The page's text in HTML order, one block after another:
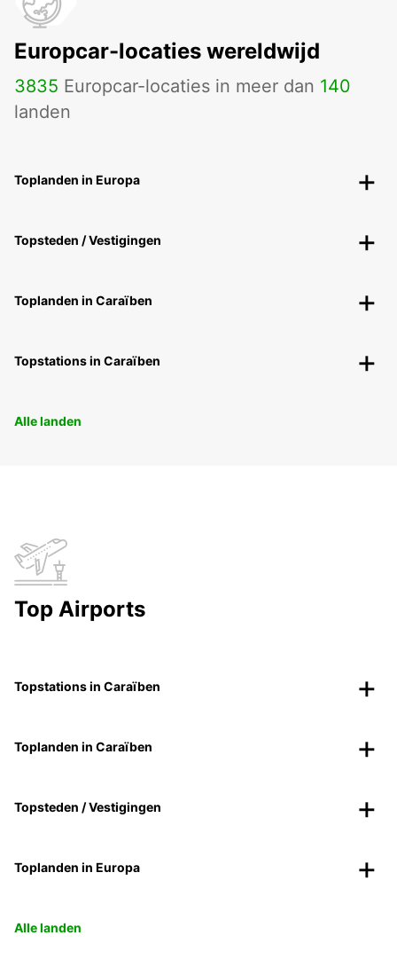
Europcar-locaties wereldwijd
3835 Europcar-locaties in meer dan 140
landen
Toplanden in Europa
Topsteden / Vestigingen
Toplanden in Caraïben
Topstations in Caraïben
Alle landen
Top Airports
Topstations in Caraïben
Toplanden in Caraïben
Topsteden / Vestigingen
Toplanden in Europa
Alle landen